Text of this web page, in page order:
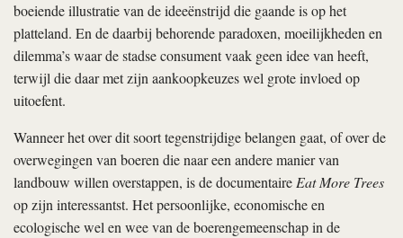
boeiende illustratie van de ideeënstrijd die gaande is op het
platteland. En de daarbij behorende paradoxen, moeilijkheden en
dilemma’s waar de stadse consument vaak geen idee van heeft,
terwijl die daar met zijn aankoopkeuzes wel grote invloed op
uitoefent.
Wanneer het over dit soort tegenstrijdige belangen gaat, of over de
overwegingen van boeren die naar een andere manier van
landbouw willen overstappen, is de documentaireEat More Trees
op zijn interessantst. Het persoonlijke, economische en
ecologische wel en wee van de boerengemeenschap in de